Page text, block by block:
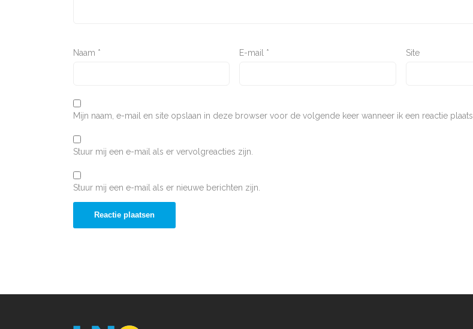
Naam * E-mail * Site
Mijn naam, e-mail en site opslaan in deze browser voor de volgende keer wanneer ik een reactie plaats.
Stuur mij een e-mail als er vervolgreacties zijn.
Stuur mij een e-mail als er nieuwe berichten zijn.